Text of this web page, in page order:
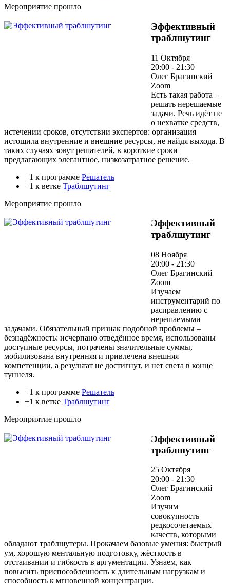
Мероприятие прошло
Эффективный
траблшутинг
11 Октября
20:00 - 21:30
Олег Брагинский
Zoom
Есть такая работа –
решать нерешаемые
задачи. Речь идёт не
о нехватке средств,
истечении сроков, отсутствии экспертов: организация
истощила внутренние и внешние ресурсы, не найдя выхода. В
таких случаях зовут решателей, в короткие сроки
предлагающих элегантное, низкозатратное решение.
+1 к программе Решатель
+1 к ветке Траблшутинг
Мероприятие прошло
Эффективный
траблшутинг
08 Ноября
20:00 - 21:30
Олег Брагинский
Zoom
Изучаем
инструментарий по
расправлению с
нерешаемыми
задачами. Обязательный признак подобной проблемы –
безнадёжность: исчерпано отведённое время, использованы
доступные ресурсы, потрачены значительные суммы,
мобилизована внутренняя и привлечена внешняя
компетенции, а результат не достигнут, и нет света в конце
туннеля.
+1 к программе Решатель
+1 к ветке Траблшутинг
Мероприятие прошло
Эффективный
траблшутинг
25 Октября
20:00 - 21:30
Олег Брагинский
Zoom
Изучим
совокупность
редкосочетаемых
качеств, которыми
обладают траблшутеры. Прокачаем базовые умения: быстрый
ум, хорошую ментальную подготовку, жёсткость в
отстаивании и гибкость в аргументации. Узнаем, как
повысить приспособленность к длительным нагрузкам и
способность к мгновенной концентрации.